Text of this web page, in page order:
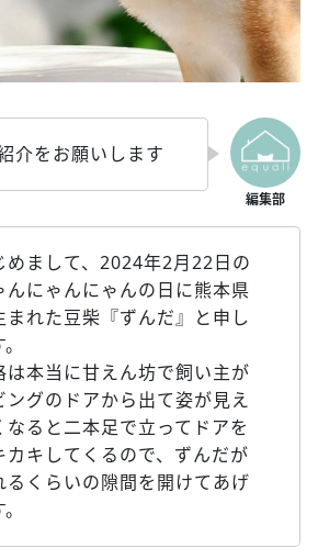
介をお願いします
めまして、2024年2月22日の
んにゃんにゃんの日に熊本県
まれた豆柴『ずんだ』と申し
は本当に甘えん坊で飼い主が
ングのドアから出て姿が見え
なると二本足で立ってドアを
カキしてくるので、ずんだが
るくらいの隙間を開けてあげ